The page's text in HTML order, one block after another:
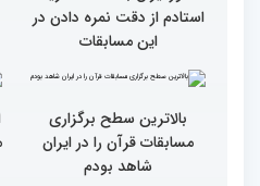
سطح مسابقات قرآنی در
کشور ایران بالاست/ تعریف
این مسابقات